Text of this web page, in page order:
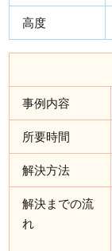
高度
事例内容
所要時間
解決方法
解決までの流
れ